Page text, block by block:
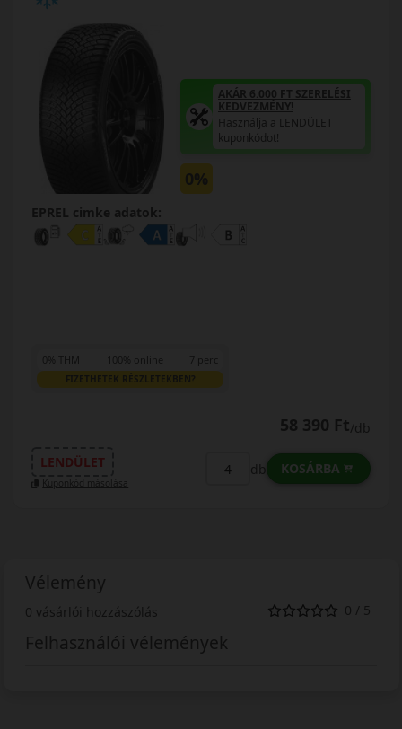
AKÁR 6.000 FT SZERELÉSI
KEDVEZMÉNY!
Használja a LENDÜLET
kuponkódot!
0%
EPREL cimke adatok:
0% THM 100% online 7 perc
FIZETHETEK RÉSZLETEKBEN?
58 390 Ft/db
LENDÜLET
Kuponkód másolása
db KOSÁRBA
Vélemény
0 vásárlói hozzászólás 0 / 5
Felhasználói vélemények